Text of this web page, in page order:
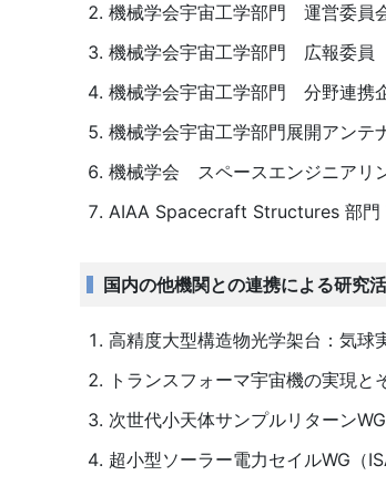
機械学会宇宙工学部門 運営委
機械学会宇宙工学部門 広報委員
機械学会宇宙工学部門 分野連携
機械学会宇宙工学部門展開アン
機械学会 スペースエンジニアリ
AIAA Spacecraft Structures 部
国内の他機関との連携による研究
高精度大型構造物光学架台：気球
トランスフォーマ宇宙機の実現と
次世代小天体サンプルリターン
超小型ソーラー電力セイルWG（